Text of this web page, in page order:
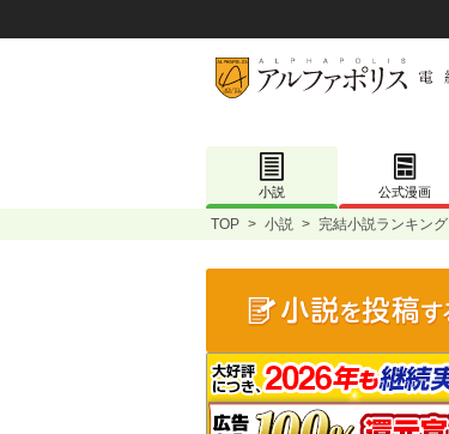
小説 公式漫画
TOP > 小説 > 完結小説ランキング